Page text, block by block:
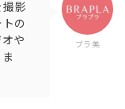
ブラ美
撮影
の
や